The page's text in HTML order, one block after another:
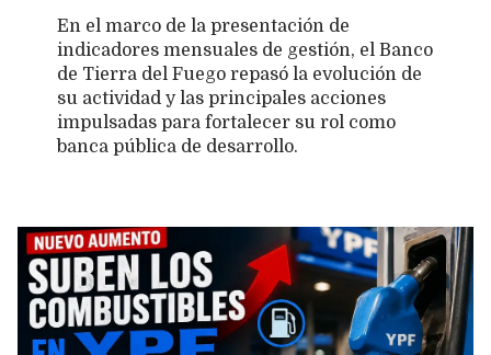
En el marco de la presentación de
indicadores mensuales de gestión, el Banco
de Tierra del Fuego repasó la evolución de
su actividad y las principales acciones
impulsadas para fortalecer su rol como
banca pública de desarrollo.